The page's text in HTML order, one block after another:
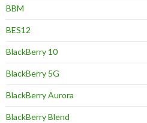
BBM
BES12
BlackBerry 10
BlackBerry 5G
BlackBerry Aurora
BlackBerry Blend